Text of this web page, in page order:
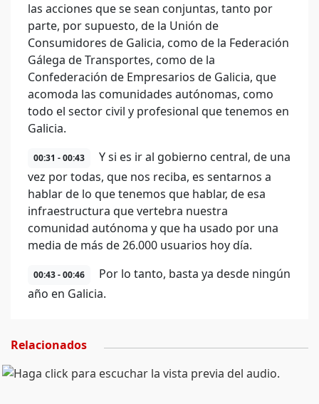
las acciones que se sean conjuntas, tanto por
parte, por supuesto, de la Unión de
Consumidores de Galicia, como de la Federación
Gálega de Transportes, como de la
Confederación de Empresarios de Galicia, que
acomoda las comunidades autónomas, como
todo el sector civil y profesional que tenemos en
Galicia.
00:31 - 00:43
Y si es ir al gobierno central, de una
vez por todas, que nos reciba, es sentarnos a
hablar de lo que tenemos que hablar, de esa
infraestructura que vertebra nuestra
comunidad autónoma y que ha usado por una
media de más de 26.000 usuarios hoy día.
00:43 - 00:46
Por lo tanto, basta ya desde ningún
año en Galicia.
Relacionados